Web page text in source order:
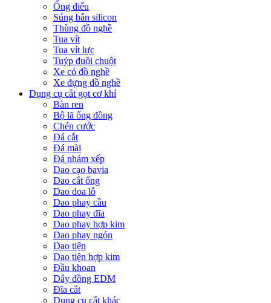
Ống điếu
Súng bắn silicon
Thùng đồ nghề
Tua vít
Tua vít lực
Tuýp đuôi chuột
Xe có đồ nghề
Xe đựng đồ nghề
Dụng cụ cắt gọt cơ khí
Bàn ren
Bộ lã ống đồng
Chén cước
Đá cắt
Đá mài
Đá nhám xếp
Dao cạo bavia
Dao cắt ống
Dao doa lỗ
Dao phay cầu
Dao phay đĩa
Dao phay hợp kim
Dao phay ngón
Dao tiện
Dao tiện hợp kim
Đầu khoan
Dây đồng EDM
Đĩa cắt
Dụng cụ cắt khác